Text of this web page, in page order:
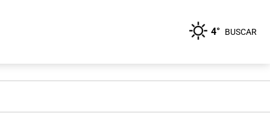
4° BUSCAR